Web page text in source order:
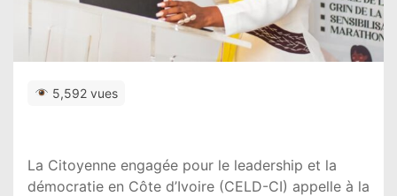
5,592 vues
La Citoyenne engagée pour le leadership et la
démocratie en Côte d’Ivoire (CELD-CI) appelle à la